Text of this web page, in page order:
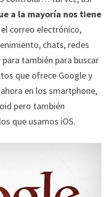
a la mayoría nos tiene
correo electrónico,
chats, redes
también para buscar
que ofrece Google y
en los smartphone,
pero también
que usamos iOS.